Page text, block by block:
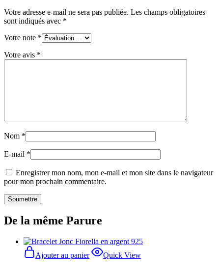
Votre adresse e-mail ne sera pas publiée. Les champs obligatoires
sont indiqués avec *
Votre note *
Votre avis *
Nom *
E-mail *
Enregistrer mon nom, mon e-mail et mon site dans le navigateur
pour mon prochain commentaire.
De la même Parure
Ajouter au panier Quick View